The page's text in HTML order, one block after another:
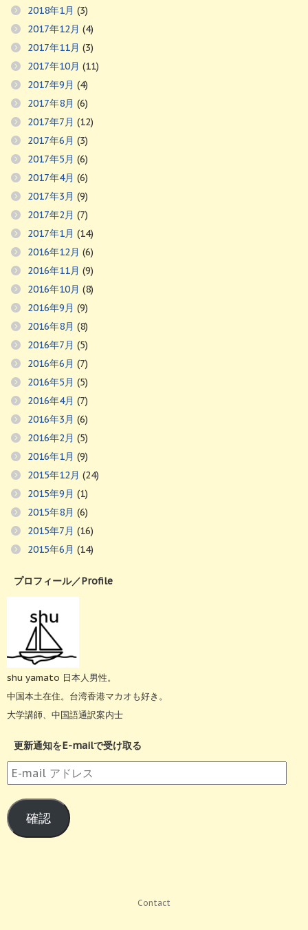
2018年1月 (3)
2017年12月 (4)
2017年11月 (3)
2017年10月 (11)
2017年9月 (4)
2017年8月 (6)
2017年7月 (12)
2017年6月 (3)
2017年5月 (6)
2017年4月 (6)
2017年3月 (9)
2017年2月 (7)
2017年1月 (14)
2016年12月 (6)
2016年11月 (9)
2016年10月 (8)
2016年9月 (9)
2016年8月 (8)
2016年7月 (5)
2016年6月 (7)
2016年5月 (5)
2016年4月 (7)
2016年3月 (6)
2016年2月 (5)
2016年1月 (9)
2015年12月 (24)
2015年9月 (1)
2015年8月 (6)
2015年7月 (16)
2015年6月 (14)
プロフィール／Profile
shu yamato 日本人男性。
中国本土在住。台湾香港マカオも好き。
大学講師、中国語通訳案内士
更新通知をE-mailで受け取る
E-
mail
ア
ド
レ
確認
Contact